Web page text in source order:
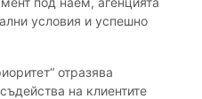
условия и успешно
отразява
на клиентите